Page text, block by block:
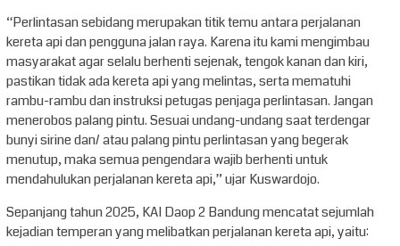
“Perlintasan sebidang merupakan titik temu antara perjalanan
kereta api dan pengguna jalan raya. Karena itu kami mengimbau
masyarakat agar selalu berhenti sejenak, tengok kanan dan kiri,
pastikan tidak ada kereta api yang melintas, serta mematuhi
rambu-rambu dan instruksi petugas penjaga perlintasan. Jangan
menerobos palang pintu. Sesuai undang-undang saat terdengar
bunyi sirine dan/ atau palang pintu perlintasan yang begerak
menutup, maka semua pengendara wajib berhenti untuk
mendahulukan perjalanan kereta api,” ujar Kuswardojo.
Sepanjang tahun 2025, KAI Daop 2 Bandung mencatat sejumlah
kejadian temperan yang melibatkan perjalanan kereta api, yaitu: